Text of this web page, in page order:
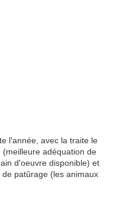
l'année, avec la traite le
adéquation de
d'oeuvre disponible) et
patûrage (les animaux